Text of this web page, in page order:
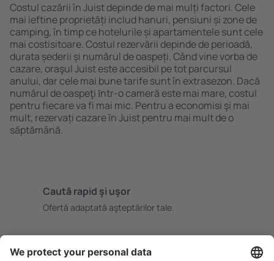
Costul cazării în Juist depinde de mai mulți factori. Cele
mai ieftine proprietăți includ hanuri, pensiuni și zone de
camping, în timp ce hotelurile și apartamentele sunt cele
mai costisitoare. Costul rezervării depinde de perioadă,
durata șederii și numărul de oaspeți. Când vine vorba de
cazare, oraşul Juist este accesibil pe tot parcursul
anului, dar cele mai bune tarife sunt în extrasezon. Dacă
numărul de oaspeţi ȋntr-o cameră este mai mare, costul
pentru fiecare va fi mai mic. Pentru a economisi şi mai
mult, rezervați cazare în Juist pentru mai mult de o
săptămână.
Caută rapid şi uşor
Ofertă adaptată aşteptărilor tale.